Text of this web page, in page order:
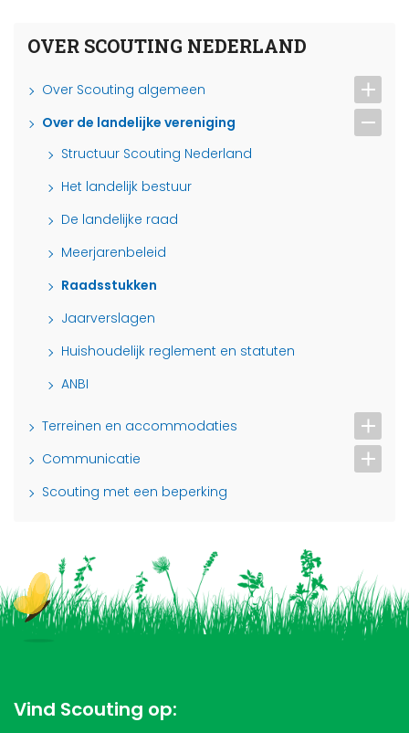
OVER SCOUTING NEDERLAND
Over Scouting algemeen
Over de landelijke vereniging
Structuur Scouting Nederland
Het landelijk bestuur
De landelijke raad
Meerjarenbeleid
Raadsstukken
Jaarverslagen
Huishoudelijk reglement en statuten
ANBI
Terreinen en accommodaties
Communicatie
Scouting met een beperking
Vind Scouting op: